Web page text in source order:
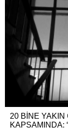
20 BİNE YAKIN
KAPSAMINDA: